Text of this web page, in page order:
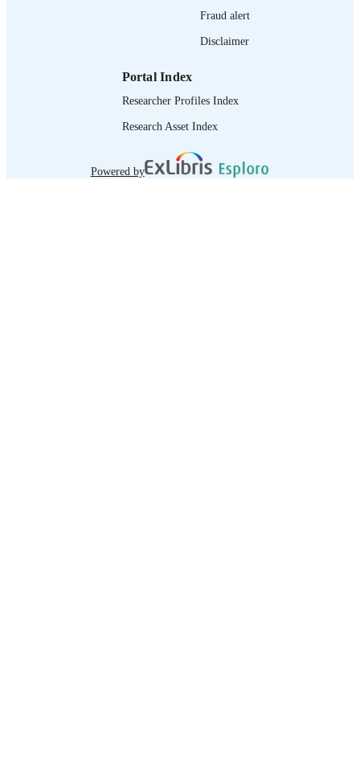
Fraud alert
Disclaimer
Portal Index
Researcher Profiles Index
Research Asset Index
Powered by